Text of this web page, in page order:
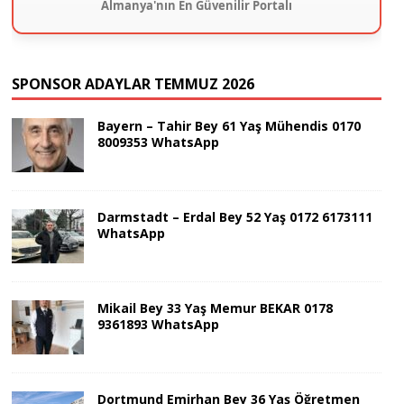
Almanya'nın En Güvenilir Portalı
SPONSOR ADAYLAR TEMMUZ 2026
Bayern – Tahir Bey 61 Yaş Mühendis 0170
8009353 WhatsApp
Darmstadt – Erdal Bey 52 Yaş 0172 6173111
WhatsApp
Mikail Bey 33 Yaş Memur BEKAR 0178
9361893 WhatsApp
Dortmund Emirhan Bey 36 Yaş Öğretmen